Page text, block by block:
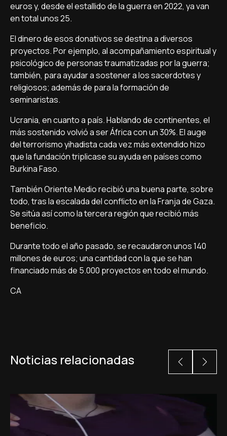
euros y, desde el estallido de la guerra en 2022, ya van
en total unos 25.
El dinero de esos donativos se destina a diversos
proyectos. Por ejemplo, al acompañamiento espiritual y
psicológico de personas traumatizadas por la guerra;
también, para ayudar a sostener a los sacerdotes y
religiosos; además de para la formación de
seminaristas.
Ucrania, en cuanto a país. Hablando de continentes, el
más sostenido volvió a ser África con un 30%. El auge
del terrorismo yihadista cada vez más extendido hizo
que la fundación triplicase su ayuda en países como
Burkina Faso.
También Oriente Medio recibió una buena parte, sobre
todo, tras la escalada del conflicto en la Franja de Gaza.
Se sitúa así como la tercera región que recibió más
beneficio.
Durante todo el año pasado, se recaudaron unos 140
millones de euros; una cantidad con la que se han
financiado más de 5.000 proyectos en todo el mundo.
CA
Noticias relacionadas